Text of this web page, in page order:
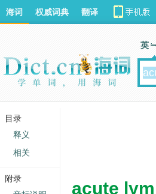
acute
海词 权威词典 翻译
英
目录
释义
相关
附录